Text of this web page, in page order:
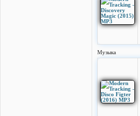
Музыка